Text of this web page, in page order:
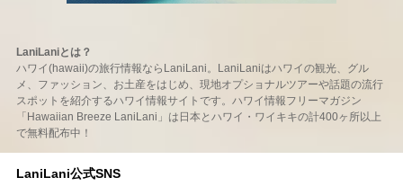
LaniLaniとは？
ハワイ(hawaii)の旅行情報ならLaniLani。LaniLaniはハワイの観光、グル
メ、ファッション、お土産をはじめ、現地オプショナルツアーや話題の流行
スポットを紹介するハワイ情報サイトです。ハワイ情報フリーマガジン
「Hawaiian Breeze LaniLani」は日本とハワイ・ワイキキの計400ヶ所以上
で無料配布中！
LaniLani公式SNS